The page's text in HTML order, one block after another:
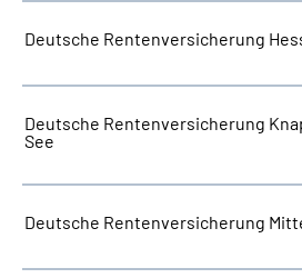
Deutsche Rentenversicherung
Deutsche Rentenversicherung
See
Deutsche Rentenversicherung